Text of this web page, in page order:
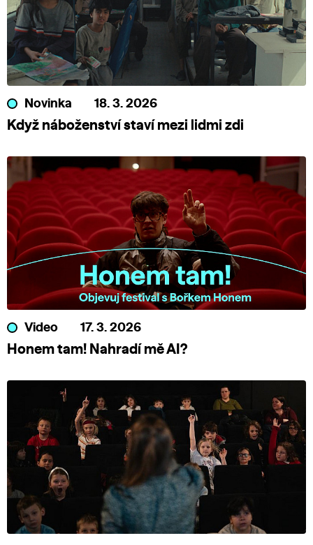
Novinka 18. 3. 2026
Když náboženství staví mezi lidmi zdi
Video 17. 3. 2026
Honem tam! Nahradí mě AI?